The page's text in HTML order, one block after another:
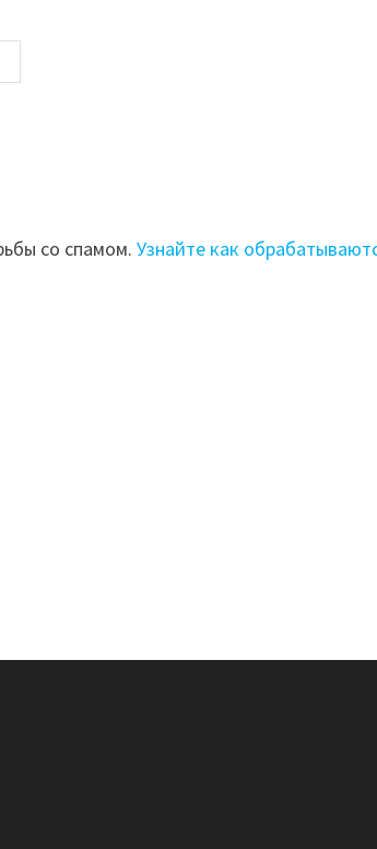
со спамом.Узнайте как